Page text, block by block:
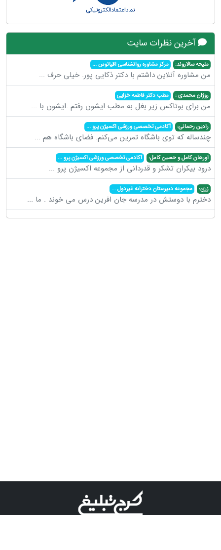
آخرین نظرات سایت
ملیحه سالاروند: مرکز مشاوره روانشناسی اقیانوس...
من مشاوره آنلاین داشتم با دکتر ذکایی پور. خیلی حرف ...
روژان محمدی : مطب دکتر فاطمه خزایی
من برای بوتاکس زیر بغل به مطب ایشون رفتم .ایشون با ...
رادین رحمانی: آکادمی تخصصی ورزشی اکسیژن پرو...
چندساله که توی باشگاه تمرین می‌کنم. فضای باشگاه هم ...
اورهان کامل و حسین کامل: آکادمی تخصصی ورزشی اکسیژن پرو...
درود بیکران تشکر و قدردانی از مجموعه اکسیژن پرو ...
زری: مجموعه دبیرستان دخترانه غیردول...
دخترم با دوستش در مدرسه جان افرین درس می خوند . ما ...